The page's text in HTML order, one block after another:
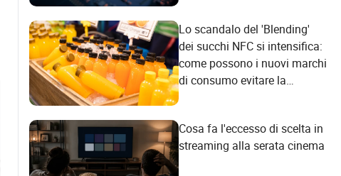
Lo scandalo del 'Blending'
dei succhi NFC si intensifica:
come possono i nuovi marchi
di consumo evitare la
Cosa fa l'eccesso di scelta in
streaming alla serata cinema